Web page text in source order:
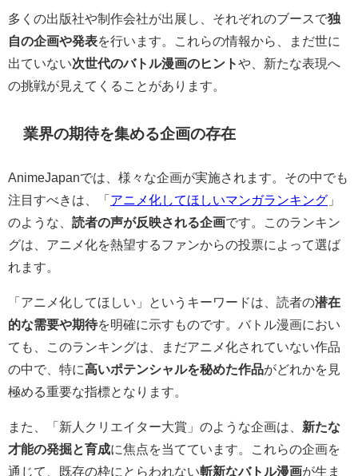
多くの出版社や制作会社が出展し、それぞれのブースで独
自の企画や発表を行います。これらの情報から、まだ世に
出ていない次世代のバトル漫画のヒントや、新たな表現へ
の挑戦が見えてくることがあります。
業界の期待を集める企画の存在
AnimeJapanでは、様々な企画が実施されます。その中でも
注目すべきは、「 アニメ化してほしいマンガランキング 」
のような、 読者の声が反映される企画です。このランキン
グは、アニメ化を熱望するファンからの投票によって選ば
れます。
「アニメ化してほしい」というキーワードは、読者の潜在
的な需要や期待を明確に示すものです。バトル漫画におい
ても、このランキングは、まだアニメ化されていない作品
の中で、特に高いポテンシャルを秘めた作品がどれかを見
極める重要な指標となります。
また、「新人クリエイター大賞」のような企画は、 新たな
才能の発掘と育成に焦点を当てています。これらの企画を
通じて、既存の枠にとらわれない斬新なバトル漫画が生ま